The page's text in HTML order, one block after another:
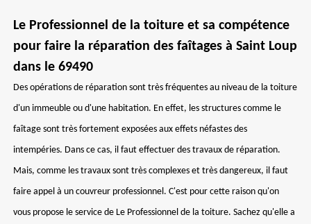
Le Professionnel de la toiture et sa compétence
pour faire la réparation des faîtages à Saint Loup
dans le 69490
Des opérations de réparation sont très fréquentes au niveau de la toiture
d'un immeuble ou d'une habitation. En effet, les structures comme le
faîtage sont très fortement exposées aux effets néfastes des
intempéries. Dans ce cas, il faut effectuer des travaux de réparation.
Mais, comme les travaux sont très complexes et très dangereux, il faut
faire appel à un couvreur professionnel. C'est pour cette raison qu'on
vous propose le service de Le Professionnel de la toiture. Sachez qu'elle a